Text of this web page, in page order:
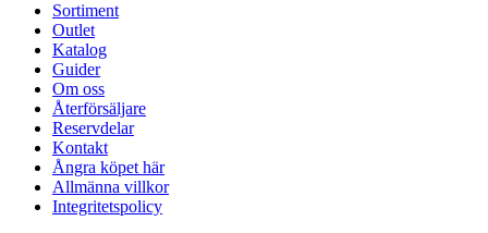
Sortiment
Outlet
Katalog
Guider
Om oss
Återförsäljare
Reservdelar
Kontakt
Ångra köpet här
Allmänna villkor
Integritetspolicy